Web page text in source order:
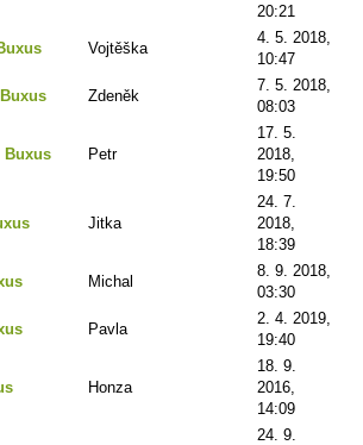
20:21
Vojtěška
4. 5. 2018,
10:47
Zdeněk
7. 5. 2018,
08:03
Buxus Petr
17. 5.
2018,
19:50
Jitka
24. 7.
2018,
18:39
Michal
8. 9. 2018,
03:30
Pavla
2. 4. 2019,
19:40
Honza
18. 9.
2016,
14:09
24. 9.